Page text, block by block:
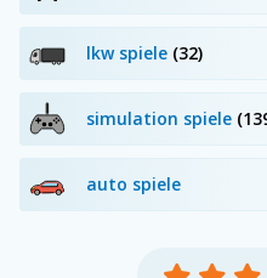
lkw spiele (32)
simulation spiele
auto spiele